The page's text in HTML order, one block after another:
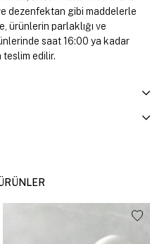
dezenfektan gibi maddelerle
ürünlerin parlaklığı ve
saat 16:00 ya kadar
teslim edilir.